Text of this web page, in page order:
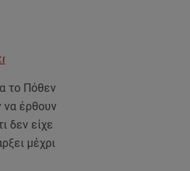
το Πόθεν
να έρθουν
δεν είχε
μέχρι